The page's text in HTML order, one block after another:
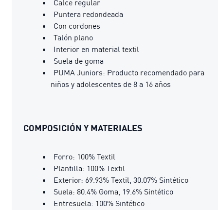
Calce regular
Puntera redondeada
Con cordones
Talón plano
Interior en material textil
Suela de goma
PUMA Juniors: Producto recomendado para
niños y adolescentes de 8 a 16 años
COMPOSICIÓN Y MATERIALES
Forro: 100% Textil
Plantilla: 100% Textil
Exterior: 69.93% Textil, 30.07% Sintético
Suela: 80.4% Goma, 19.6% Sintético
Entresuela: 100% Sintético